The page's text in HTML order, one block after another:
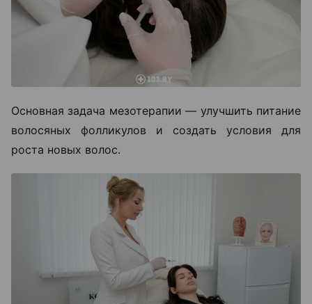
Основная задача мезотерапии — улучшить питание
волосяных фолликулов и создать условия для
роста новых волос.